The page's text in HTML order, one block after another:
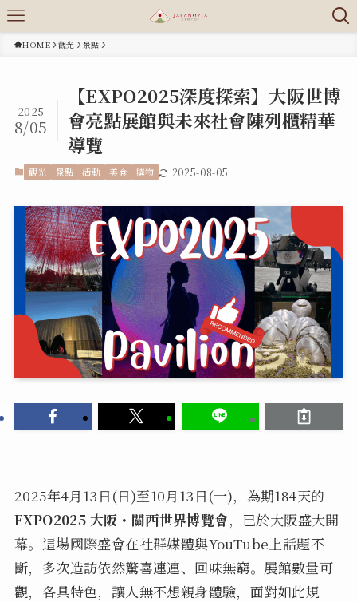
HOME 觀光 景點
【EXPO2025深度探索】大阪世博
會亮點展館與未來社會陳列櫃精華
導覽
2025
8/05
觀光 景點 活動 美食 購物 2025-08-05
2025年4月13日(日)至10月13日(一)，為期184天的
EXPO2025 大阪・關西世界博覽會，已於大阪盛大開
幕。這場國際盛會在社群媒體與YouTube上話題不
斷，多次造訪依然驚喜連連、回味無窮。展館數量可
觀，各具特色，讓人無不想親身體驗，面對如此規